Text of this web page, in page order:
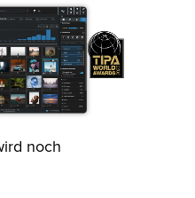
noch